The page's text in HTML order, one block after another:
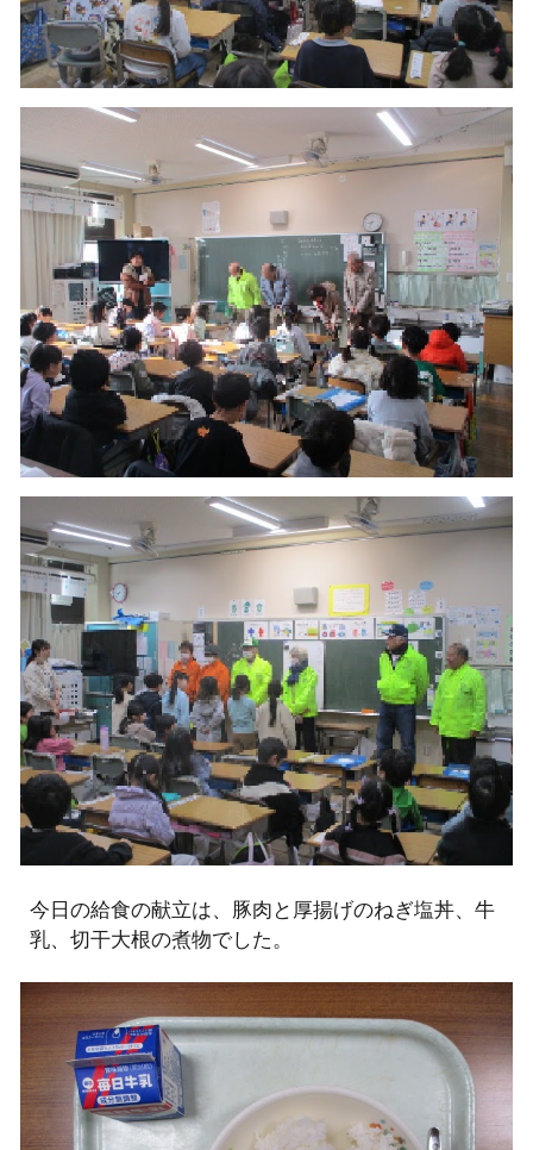
今日の給食の献立は、豚肉と厚揚げのねぎ塩丼、牛
乳、切干大根の煮物でした。